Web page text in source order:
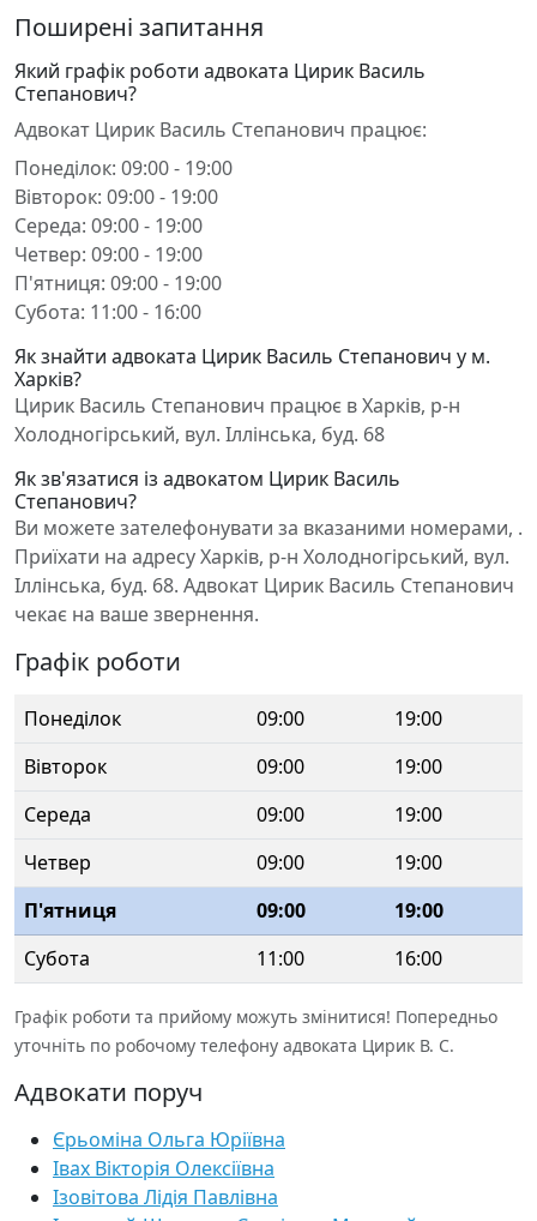
Поширені запитання
Який графік роботи адвоката Цирик Василь
Степанович?
Адвокат Цирик Василь Степанович працює:
Понеділок: 09:00 - 19:00
Вівторок: 09:00 - 19:00
Середа: 09:00 - 19:00
Четвер: 09:00 - 19:00
П'ятниця: 09:00 - 19:00
Субота: 11:00 - 16:00
Як знайти адвоката Цирик Василь Степанович у м.
Харків?
Цирик Василь Степанович працює в Харків, р-н
Холодногірський, вул. Іллінська, буд. 68
Як зв'язатися із адвокатом Цирик Василь
Степанович?
Ви можете зателефонувати за вказаними номерами, .
Приїхати на адресу Харків, р-н Холодногірський, вул.
Іллінська, буд. 68. Адвокат Цирик Василь Степанович
чекає на ваше звернення.
Графік роботи
Понеділок 09:00
19:00
Вівторок
09:00
19:00
Середа
09:00
19:00
Четвер
09:00
19:00
П'ятниця
09:00
19:00
Субота
11:00 16:00
Графік роботи та прийому можуть змінитися! Попередньо
уточніть по робочому телефону адвоката Цирик В. С.
Адвокати поруч
Єрьоміна Ольга Юріївна
Івах Вікторія Олексіївна
Ізовітова Лідія Павлівна